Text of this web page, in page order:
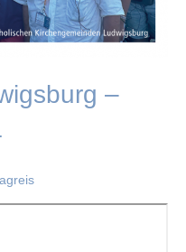
–
agreis